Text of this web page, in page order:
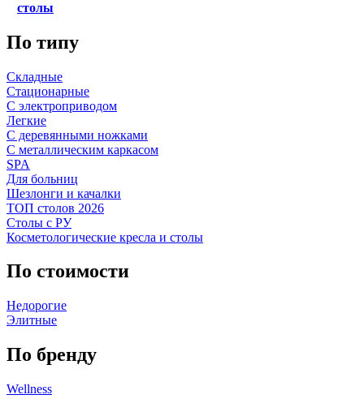
столы
По типу
Складные
Стационарные
С электроприводом
Легкие
С деревянными ножками
С металлическим каркасом
SPA
Для больниц
Шезлонги и качалки
ТОП столов 2026
Столы с РУ
Косметологические кресла и столы
По стоимости
Недорогие
Элитные
По бренду
Wellness